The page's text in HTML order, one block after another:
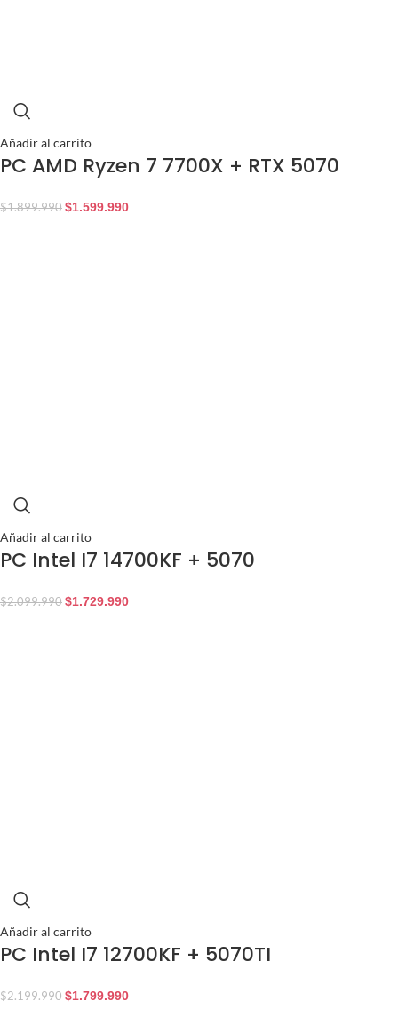
Añadir al carrito
PC AMD Ryzen 7 7700X + RTX 5070
$1.899.990 $1.599.990
Añadir al carrito
PC Intel I7 14700KF + 5070
$2.099.990 $1.729.990
Añadir al carrito
PC Intel I7 12700KF + 5070TI
$2.199.990 $1.799.990